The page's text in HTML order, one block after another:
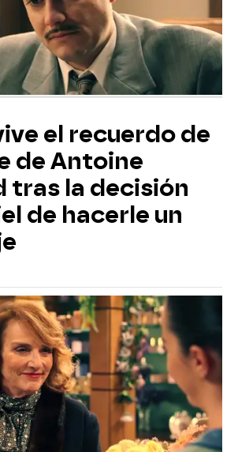
el recuerdo de
de Antoine
tras la decisión
de hacerle un